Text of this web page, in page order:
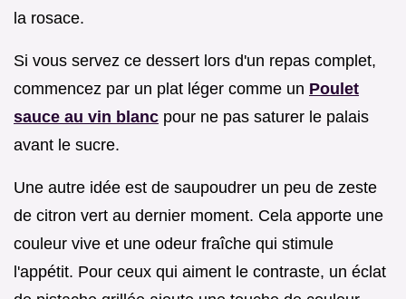
la rosace.
Si vous servez ce dessert lors d'un repas complet,
commencez par un plat léger comme un Poulet
sauce au vin blanc pour ne pas saturer le palais
avant le sucre.
Une autre idée est de saupoudrer un peu de zeste
de citron vert au dernier moment. Cela apporte une
couleur vive et une odeur fraîche qui stimule
l'appétit. Pour ceux qui aiment le contraste, un éclat